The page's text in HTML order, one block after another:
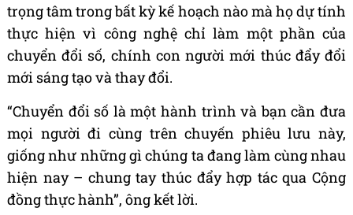
trọng tâm trong bất kỳkế hoạch nào màhọdựtính
thực hiện vì công nghệchỉ làm một phần của
chuyểnđổi số, chính con người mới thúc đẩyđổi
mới sáng tạo vàthayđổi.
“Chuyển đổi số làmột hành trình và bạn cầnđưa
mọi ngườiđi cùng trên chuyến phiêu lưu này,
giống như những gìchúng tađang làm cùng nhau
hiện nay – chung tay thúc đẩy hợp tác qua Cộng
đồng thực hành”, ông kết lời.